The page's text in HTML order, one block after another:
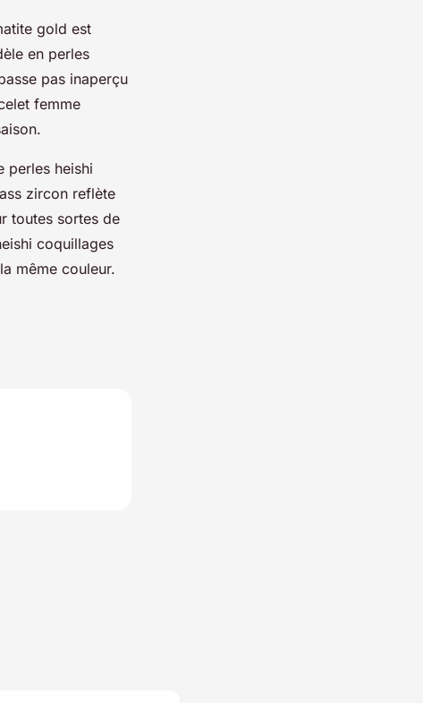
gold est
en perles
pas inaperçu
femme
perles heishi
zircon reflète
toutes sortes de
coquillages
même couleur.